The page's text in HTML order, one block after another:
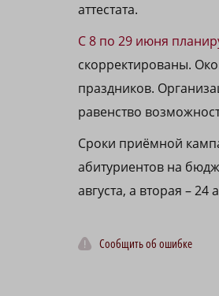
аттестата.
С 8 по 29 июня
скорректированы.
праздников.
равенство
Сроки приёмной
абитуриентов на
августа, а вторая – 24
Сообщить об ошибке